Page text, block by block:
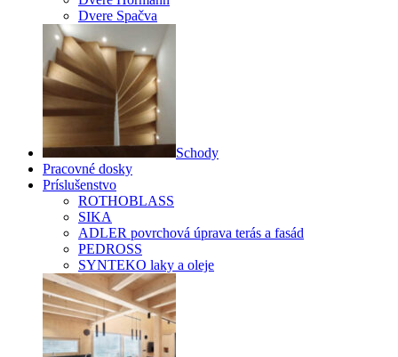
Dvere Spačva
Schody
Pracovné dosky
Príslušenstvo
ROTHOBLASS
SIKA
ADLER povrchová úprava terás a fasád
PEDROSS
SYNTEKO laky a oleje